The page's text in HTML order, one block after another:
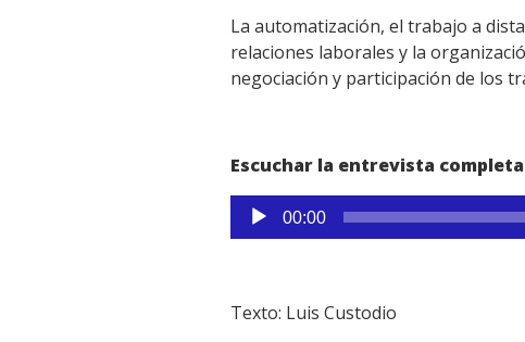
La automatización, el trabajo a
relaciones laborales y la
negociación y participación de los
Escuchar la entrevista
Reproductor
de
00:00
Texto: Luis Custodio